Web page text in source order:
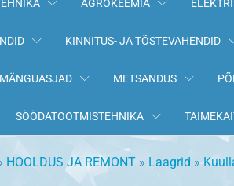
AGROKEEMIA
KINNITUS- JA TÕSTEVAHENDID
MÄNGUASJAD METSANDUS
SÖÖDATOOTMISTEHNIKA
HOOLDUS JA REMONT » Laagrid »